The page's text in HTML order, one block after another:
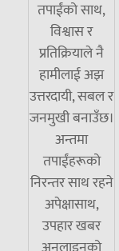
तपाईंको साथ,
विश्वास र
प्रतिक्रियाले नै
हामीलाई अझ
उत्तरदायी, सबल र
जनमुखी बनाउँछ।
अन्तमा
तपाईंहरूको
निरन्तर साथ रहने
अपेक्षासाथ,
उपहार खबर